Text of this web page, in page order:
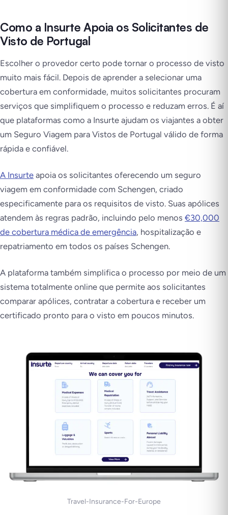
Como a Insurte Apoia os Solicitantes de
Visto de Portugal
Escolher o provedor certo pode tornar o processo de visto
muito mais fácil. Depois de aprender a selecionar uma
cobertura em conformidade, muitos solicitantes procuram
serviços que simplifiquem o processo e reduzam erros. É aí
que plataformas como a Insurte ajudam os viajantes a obter
um Seguro Viagem para Vistos de Portugal válido de forma
rápida e confiável.
A Insurte apoia os solicitantes oferecendo um seguro
viagem em conformidade com Schengen, criado
especificamente para os requisitos de visto. Suas apólices
atendem às regras padrão, incluindo pelo menos €30,000
de cobertura médica de emergência, hospitalização e
repatriamento em todos os países Schengen.
A plataforma também simplifica o processo por meio de um
sistema totalmente online que permite aos solicitantes
comparar apólices, contratar a cobertura e receber um
certificado pronto para o visto em poucos minutos.
Travel-Insurance-For-Europe